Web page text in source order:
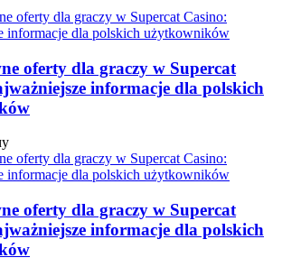
oferty dla graczy w Supercat
informacje dla polskich
oferty dla graczy w Supercat
informacje dla polskich